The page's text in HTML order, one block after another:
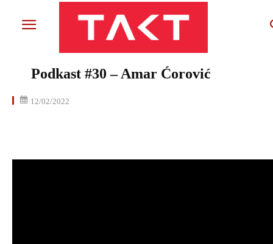
Podkast #30 – Amar Ćorović
12/02/2022